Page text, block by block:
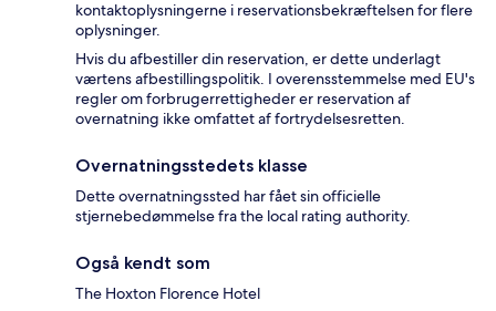
kontaktoplysningerne i reservationsbekræftelsen for flere
oplysninger.
Hvis du afbestiller din reservation, er dette underlagt
værtens afbestillingspolitik. I overensstemmelse med EU's
regler om forbrugerrettigheder er reservation af
overnatning ikke omfattet af fortrydelsesretten.
Overnatningsstedets klasse
Dette overnatningssted har fået sin officielle
stjernebedømmelse fra the local rating authority.
Også kendt som
The Hoxton Florence Hotel